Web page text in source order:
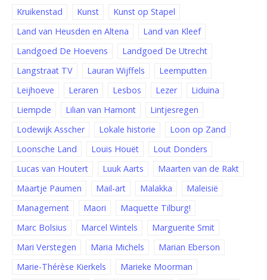
Kruikenstad Kunst
Kunst op Stapel
Land van Heusden en Altena
Land van Kleef
Landgoed De Hoevens
Landgoed De Utrecht
Langstraat TV
Lauran Wijffels
Leemputten
Leijhoeve
Leraren Lesbos Lezer
Liduina
Liempde
Lilian van Hamont
Lintjesregen
Lodewijk Asscher
Lokale historie
Loon op Zand
Loonsche Land
Louis Houët
Lout Donders
Lucas van Houtert
Luuk Aarts
Maarten van de Rakt
Maartje Paumen
Mail-art Malakka
Maleisië
Management
Maori
Maquette Tilburg!
Marc Bolsius
Marcel Wintels
Marguerite Smit
Mari Verstegen
Maria Michels
Marian Eberson
Marie-Thérèse Kierkels
Marieke Moorman